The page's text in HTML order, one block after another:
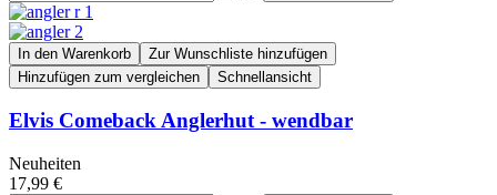
In den Warenkorb
Zur Wunschliste hinzufügen
Hinzufügen zum vergleichen
Schnellansicht
Elvis Comeback Anglerhut - wendbar
Neuheiten
17,99 €